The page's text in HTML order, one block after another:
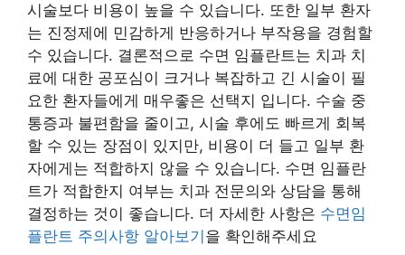
시술보다 비용이 높을 수 있습니다. 또한 일부 환자
는 진정제에 민감하게 반응하거나 부작용을 경험할
수 있습니다. 결론적으로 수면 임플란트는 치과 치
료에 대한 공포심이 크거나 복잡하고 긴 시술이 필
요한 환자들에게 매우좋은 선택지 입니다. 수술 중
통증과 불편함을 줄이고, 시술 후에도 빠르게 회복
할 수 있는 장점이 있지만, 비용이 더 들고 일부 환
자에게는 적합하지 않을 수 있습니다. 수면 임플란
트가 적합한지 여부는 치과 전문의와 상담을 통해
결정하는 것이 좋습니다. 더 자세한 사항은 수면임
플란트 주의사항 알아보기 을 확인해주세요